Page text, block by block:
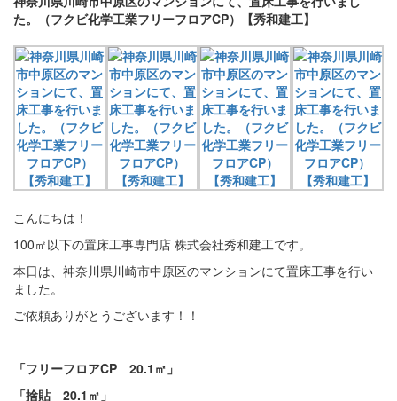
た。（フクビ化学工業フリーフロアCP）【秀和建工】
こんにちは！
100㎡以下の置床工事専門店 株式会社秀和建工です。
本日は、神奈川県川崎市中原区のマンションにて置床工事を行い
ました。
ご依頼ありがとうございます！！
「フリーフロアCP 20.1 ㎡」
「捨貼 20.1㎡」